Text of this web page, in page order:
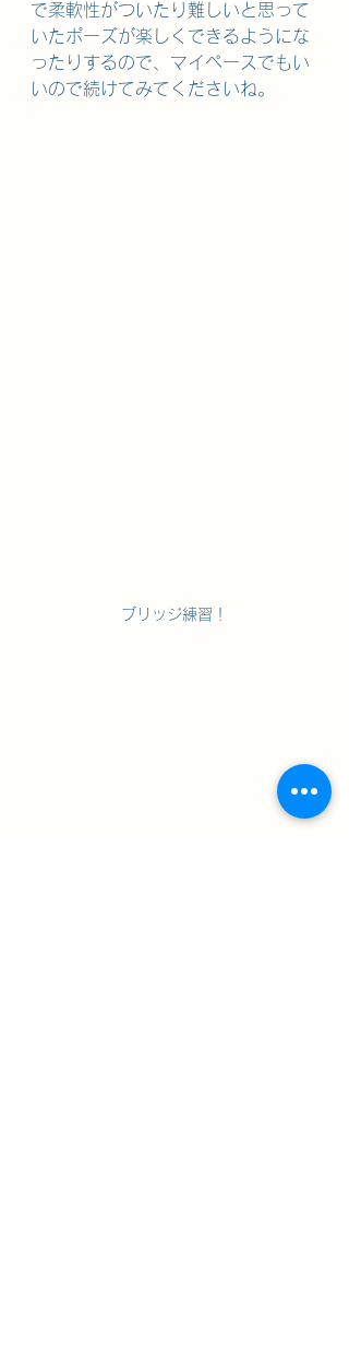
で柔軟性がついたり難しいと思って
いたポーズが楽しくできるようにな
ったりするので、マイペースでもい
いので続けてみてくださいね。
ブリッジ練習！